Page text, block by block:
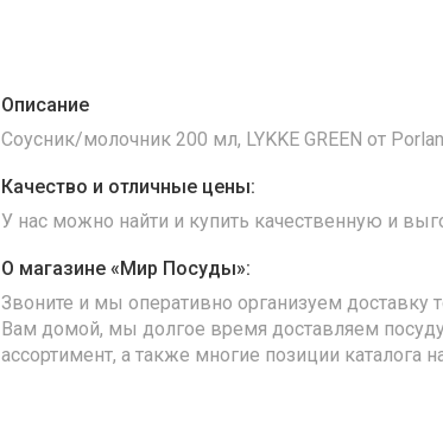
Описание
Соусник/молочник 200 мл, LYKKE GREEN от
Качество и отличные цены:
У нас можно найти и купить качественную и
О магазине «Мир Посуды»:
Звоните и мы оперативно организуем доставку
Вам домой, мы долгое время доставляем
ассортимент, а также многие позиции каталога